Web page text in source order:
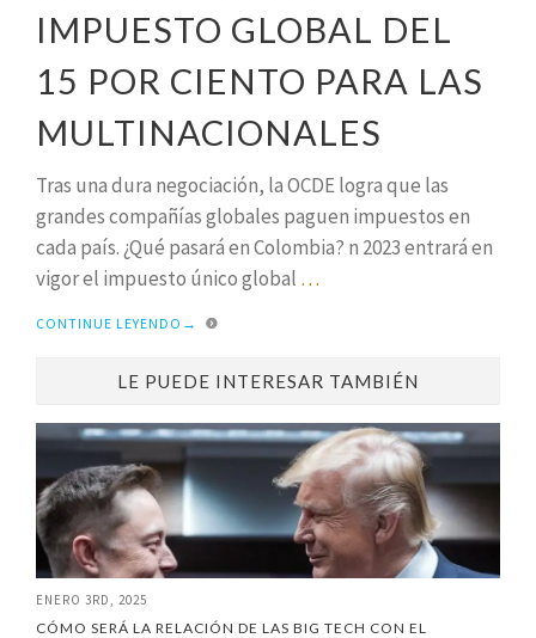
IMPUESTO GLOBAL DEL
15 POR CIENTO PARA LAS
MULTINACIONALES
Tras una dura negociación, la OCDE logra que las
grandes compañías globales paguen impuestos en
cada país. ¿Qué pasará en Colombia? n 2023 entrará en
vigor el impuesto único global …
CONTINUE LEYENDO →
LE PUEDE INTERESAR TAMBIÉN
ENERO 3RD, 2025
CÓMO SERÁ LA RELACIÓN DE LAS BIG TECH CON EL